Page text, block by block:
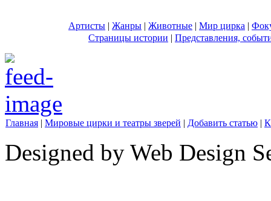
Артисты | Жанры | Животные | Мир цирка |
Страницы истории | Представления,
Главная | Мировые цирки и театры зверей | Добавить статью |
Designed by Web Design